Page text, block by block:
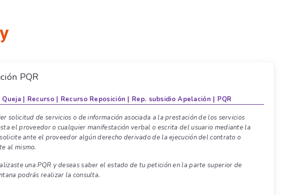
PQR
Queja | Recurso | Recurso Reposición | Rep. subsidio Apelación | PQR
solicitud de servicios o de información asociada a la prestación de los servicios
el proveedor o cualquier manifestación verbal o escrita del usuario mediante la
ante el proveedor algún derecho derivado de la ejecución del contrato o
al mismo.
una PQR y deseas saber el estado de tu petición en la parte superior de
podrás realizar la consulta.